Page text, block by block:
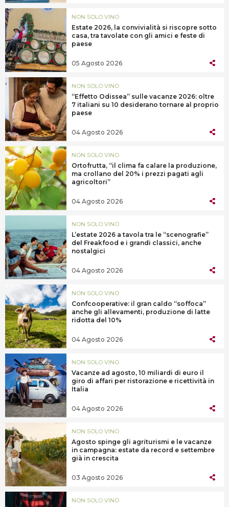
NON SOLO VINO
Estate 2026, la convivialità si riscopre sotto
casa, tra tavolate con gli amici e feste di
paese
05 Agosto 2026
NON SOLO VINO
“Effetto Odissea” sulle vacanze 2026: oltre
7 italiani su 10 desiderano tornare al proprio
paese
04 Agosto 2026
NON SOLO VINO
Ortofrutta, “il clima fa calare la produzione,
ma crollano del 20% i prezzi pagati agli
agricoltori”
04 Agosto 2026
NON SOLO VINO
L’estate 2026 a tavola tra le “scenografie”
del Freakfood e i grandi classici, anche
nostalgici
04 Agosto 2026
NON SOLO VINO
Confcooperative: il gran caldo “soffoca”
anche gli allevamenti, produzione di latte
ridotta del 10%
04 Agosto 2026
NON SOLO VINO
Vacanze ad agosto, 10 miliardi di euro il
giro di affari per ristorazione e ricettività in
Italia
04 Agosto 2026
NON SOLO VINO
Agosto spinge gli agriturismi e le vacanze
in campagna: estate da record e settembre
già in crescita
03 Agosto 2026
NON SOLO VINO